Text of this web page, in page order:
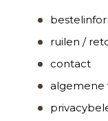
ruilen /
contact
algemene